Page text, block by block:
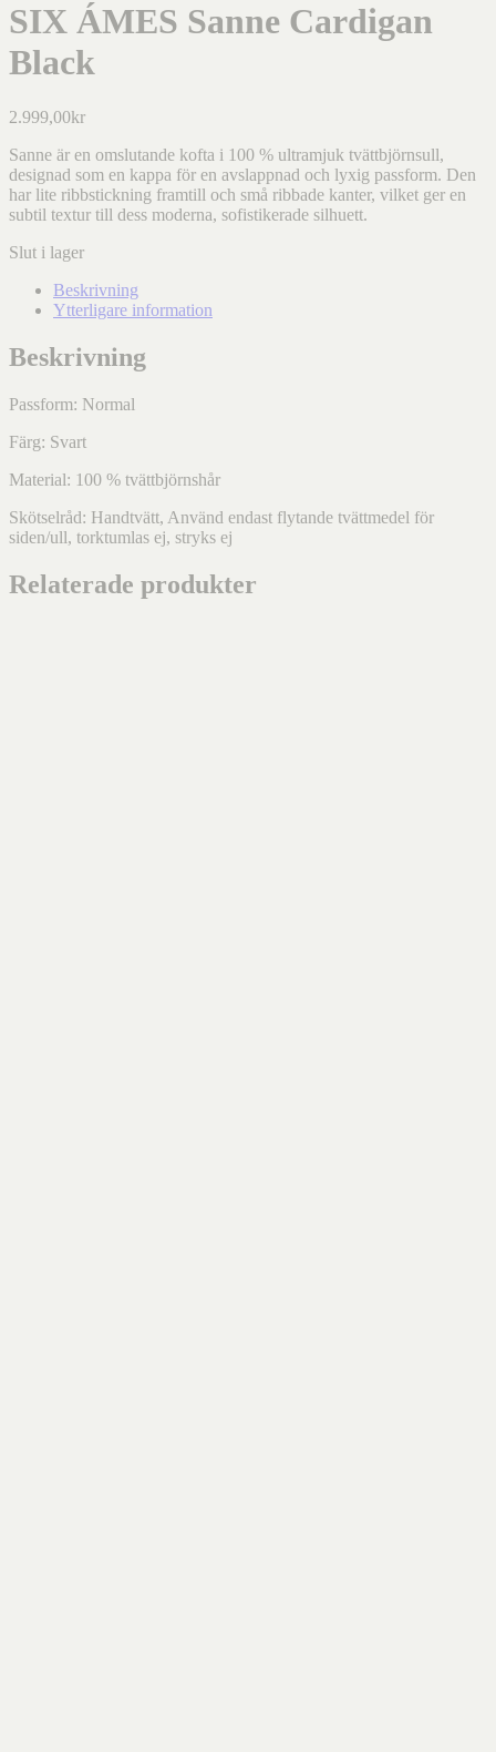
SIX ÁMES Sanne Cardigan
Black
2.999,00kr
Sanne är en omslutande kofta i 100 % ultramjuk tvättbjörnsull,
designad som en kappa för en avslappnad och lyxig passform. Den
har lite ribbstickning framtill och små ribbade kanter, vilket ger en
subtil textur till dess moderna, sofistikerade silhuett.
Slut i lager
Beskrivning
Ytterligare information
Beskrivning
Passform: Normal
Färg: Svart
Material: 100 % tvättbjörnshår
Skötselråd: Handtvätt, Använd endast flytande tvättmedel för
siden/ull, torktumlas ej, stryks ej
Relaterade produkter